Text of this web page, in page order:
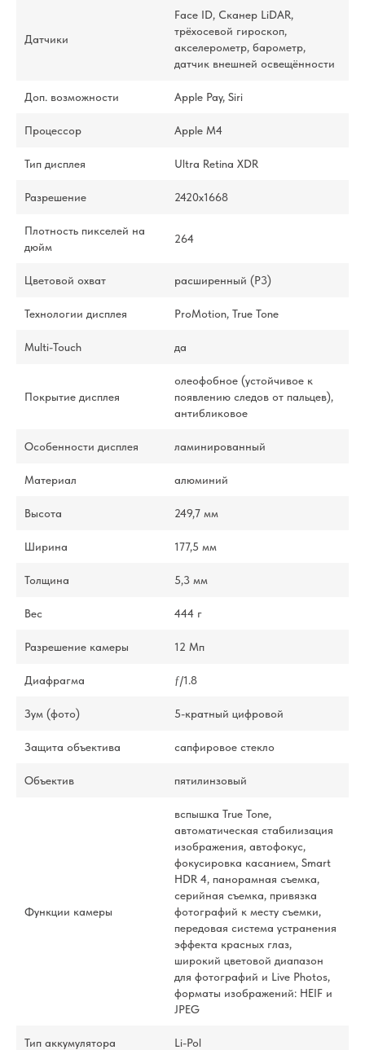
Датчики
Face ID, Сканер LiDAR,
трёхосевой гироскоп,
акселерометр, барометр,
датчик внешней освещённости
Доп. возможности Apple Pay, Siri
Процессор Apple M4
Тип дисплея Ultra Retina XDR
Разрешение 2420x1668
Плотность пикселей на
дюйм
264
Цветовой охват расширенный (P3)
Технологии дисплея ProMotion, True Tone
Multi-Touch да
Покрытие дисплея
олеофобное (устойчивое к
появлению следов от пальцев),
антибликовое
Особенности дисплея ламинированный
Материал алюминий
Высота 249,7 мм
Ширина 177,5 мм
Толщина 5,3 мм
Вес 444 г
Разрешение камеры 12 Мп
Диафрагма ƒ/1.8
Зум (фото) 5-кратный цифровой
Защита объектива сапфировое стекло
Объектив пятилинзовый
Функции камеры
вспышка True Tone,
автоматическая стабилизация
изображения, автофокус,
фокусировка касанием, Smart
HDR 4, панорамная съемка,
серийная съемка, привязка
фотографий к месту съемки,
передовая система устранения
эффекта красных глаз,
широкий цветовой диапазон
для фотографий и Live Photos,
форматы изображений: HEIF и
JPEG
Тип аккумулятора Li-Pol